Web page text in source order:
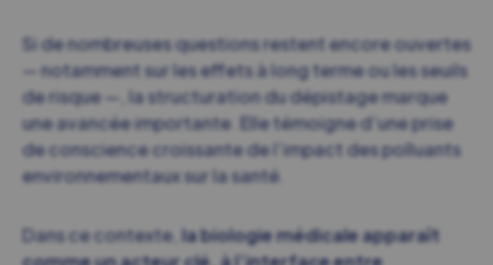
Si de nombreuses questions restent encore ouvertes
— notamment sur les effets à long terme ou les seuils
de risque —, la structuration du dépistage marque
une avancée importante. Elle témoigne d’une prise
de conscience croissante de l’impact des polluants
environnementaux sur la santé.
Dans ce contexte, la biologie médicale apparaît